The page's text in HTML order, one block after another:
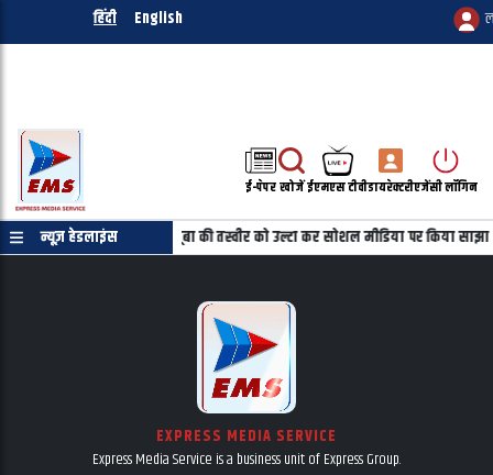
हिंदी English
ई-पेपरखोजेंईएमएस टीवीडायरेक्टरीएजेंसी लॉगिन
न्यूज़ हेडलाइंस
की जरुरत नहीं महबूबा की तस्वीर को उल्टा कर सोशल मीडिया पर किया साझा
EXPRESS MEDIA SERVICE
Express Media Service is a business unit of Express Group.